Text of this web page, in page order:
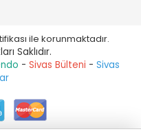
ile korunmaktadır.
Saklıdır.
- Sivas Bülteni - Sivas